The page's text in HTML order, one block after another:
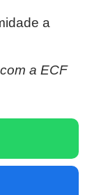
a
a ECF